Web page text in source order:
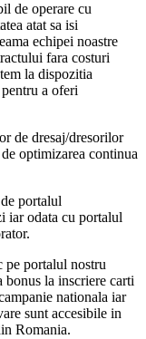
de operare cu
atat sa isi
echipei noastre
fara costuri
la dispozitia
a oferi
de dresaj/dresorilor
optimizarea continua
portalul
iar odata cu portalul
pe portalul nostru
bonus la inscriere carti
nationala iar
sunt accesibile in
Romania.